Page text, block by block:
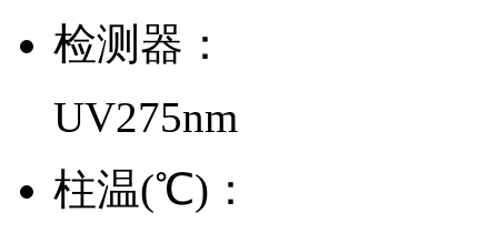
检测器：
UV275nm
柱温(℃)：